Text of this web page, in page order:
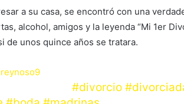
a su casa, se encontró con una
alcohol, amigos y la leyenda “Mi 1er
de unos quince años se tratara.
#divorcio